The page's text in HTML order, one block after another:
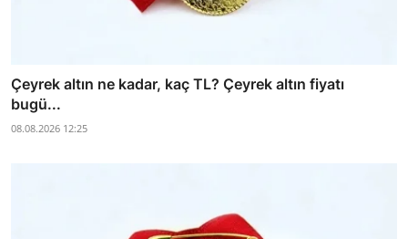
Çeyrek altın ne kadar, kaç TL? Çeyrek altın fiyatı
bugü...
08.08.2026 12:25